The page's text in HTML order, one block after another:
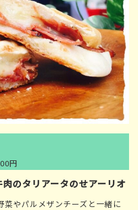
円
のタリアータのせアーリオ
やパルメザンチーズと一緒に